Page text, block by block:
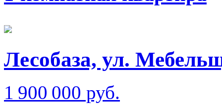
Лесобаза, ул.
1 900 000 руб.